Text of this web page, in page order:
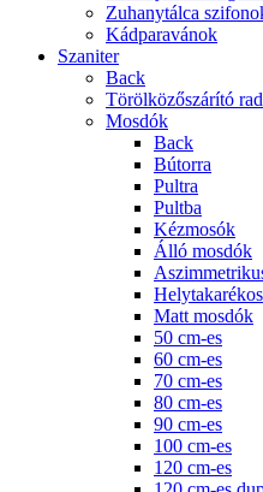
Zuhanytálca
Kádparavánok
Szaniter
Back
Törölközőszárító
Mosdók
Back
Bútorra
Pultra
Pultba
Kézmosók
Álló mosdók
Helytakarékos
Matt mosdók
50 cm-es
60 cm-es
70 cm-es
80 cm-es
90 cm-es
100 cm-es
120 cm-es